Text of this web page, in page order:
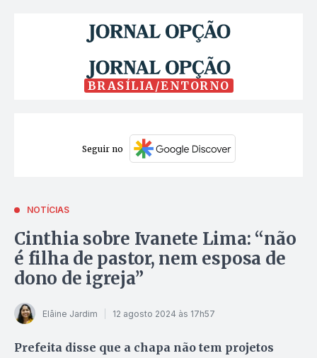
BRASÍLIA/ENTORNO
Seguir no
NOTÍCIAS
Cinthia sobre Ivanete Lima: “não
é filha de pastor, nem esposa de
dono de igreja”
Elâine Jardim 12 agosto 2024 às 17h57
Prefeita disse que a chapa não tem projetos